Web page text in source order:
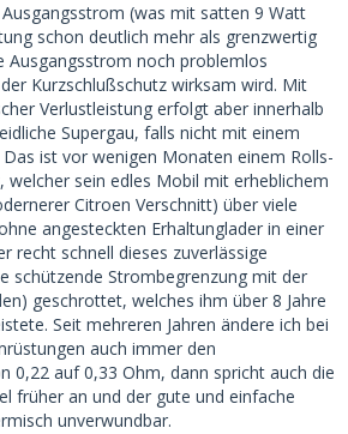
(was mit satten 9 Watt
schon deutlich mehr als grenzwertig
Ausgangsstrom noch problemlos
Kurzschlußschutz wirksam wird. Mit
Verlustleistung erfolgt aber innerhalb
Supergau, falls nicht mit einem
ist vor wenigen Monaten einem Rolls-
welcher sein edles Mobil mit erheblichem
Citroen Verschnitt) über viele
angesteckten Erhaltunglader in einer
recht schnell dieses zuverlässige
schützende Strombegrenzung mit der
geschrottet, welches ihm über 8 Jahre
Seit mehreren Jahren ändere ich bei
auch immer den
0,22 auf 0,33 Ohm, dann spricht auch die
früher an und der gute und einfache
unverwundbar.